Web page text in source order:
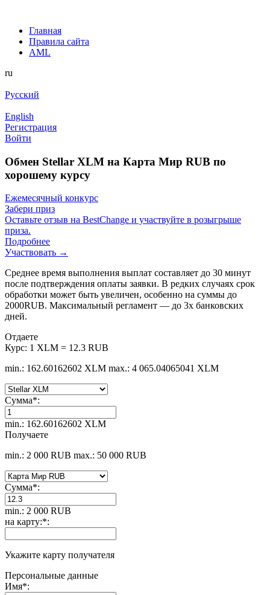
Главная
Правила сайта
AML
ru
Русский
English
Регистрация
Войти
Обмен Stellar XLM на Карта Мир RUB по
хорошему курсу
Ежемесячный конкурс
Забери приз
Оставьте отзыв на BestChange и участвуйте в розыгрыше
приза.
Подробнее
Участвовать →
Среднее время выполнения выплат составляет до 30 минут
после подтверждения оплаты заявки. В редких случаях срок
обработки может быть увеличен, особенно на суммы до
2000RUB. Максимальный регламент — до 3х банковских
дней.
Отдаете
Курс: 1 XLM = 12.3 RUB
min.: 162.60162602 XLM max.: 4 065.04065041 XLM
Сумма*:
min.: 162.60162602 XLM
Получаете
min.: 2 000 RUB max.: 50 000 RUB
Сумма*:
min.: 2 000 RUB
на карту:*:
Укажите карту получателя
Персональные данные
Имя*: